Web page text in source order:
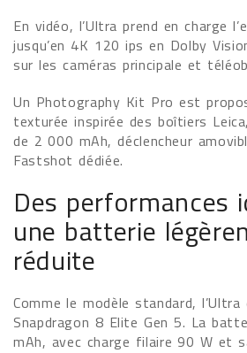
En vidéo, l’Ultra prend en charge
jusqu’en 4K 120 ips en Dolby
sur les caméras principale et
Un Photography Kit Pro est
texturée inspirée des boîtiers
de 2 000 mAh, déclencheur
Fastshot dédiée.
Des performances
une batterie
réduite
Comme le modèle standard, l’Ultra
Snapdragon 8 Elite Gen 5. La
mAh, avec charge filaire 90 W et